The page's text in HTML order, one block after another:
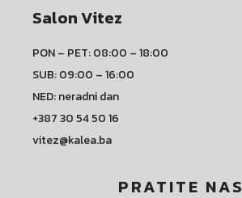
Salon Vitez
PON – PET: 08:00 – 18:00
SUB: 09:00 – 16:00
NED: neradni dan
+387 30 54 50 16
vitez@kalea.ba
PRATITE NAS